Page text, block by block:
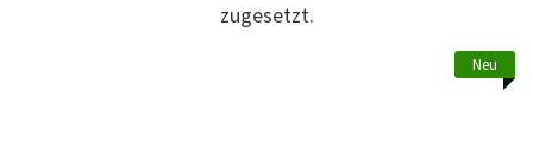
Neu
zugesetzt.